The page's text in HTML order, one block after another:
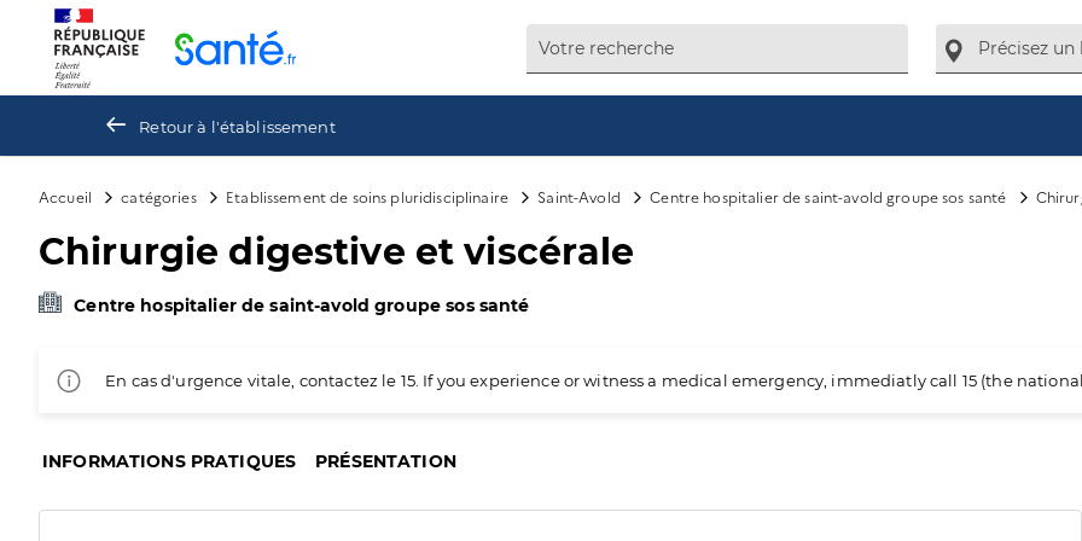
Retour à l'établissement
Accueil catégories Etablissement de soins pluridisciplinaire Saint-Avold Centre hospitalier de saint-avold groupe sos santé
Chirurgie digestive et viscérale
Centre hospitalier de saint-avold groupe sos santé
En cas d'urgence vitale, contactez le 15. If you experience or witness a medical emergency, immediatly call 15 (the
INFORMATIONS PRATIQUES PRÉSENTATION
Panneau de gestion des cookies